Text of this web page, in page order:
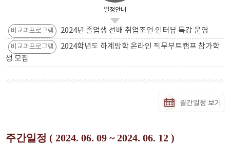
일정안내
비교과프로그램 2024년 졸업생 선배 취업조언 인터뷰 특강 운영
비교과프로그램
2024학년도 하계방학 온라인 직무부트캠프 참가학
생 모집
월간일정 보기
주간일정 ( 2024. 06. 09 ~ 2024. 06. 12 )